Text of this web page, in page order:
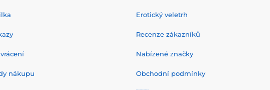
nákupu
Erotický veletrh
Recenze zákazníků
Nabízené značky
Obchodní podmínky